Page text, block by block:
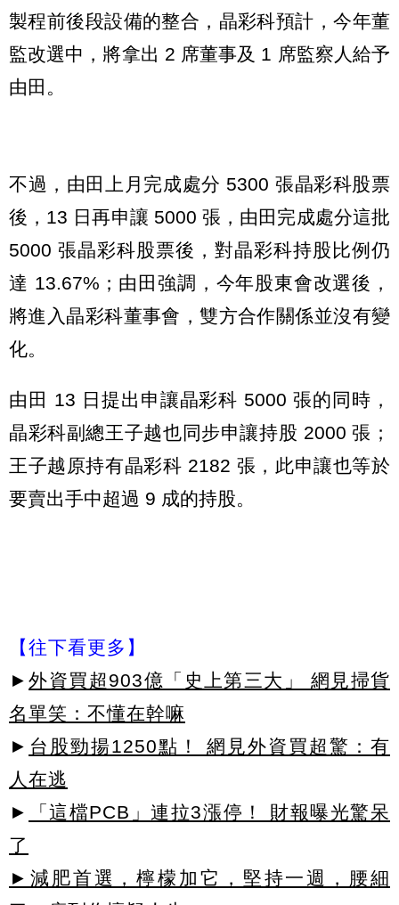
製程前後段設備的整合，晶彩科預計，今年董
監改選中，將拿出 2 席董事及 1 席監察人給予
由田。
不過，由田上月完成處分 5300 張晶彩科股票
後，13 日再申讓 5000 張，由田完成處分這批
5000 張晶彩科股票後，對晶彩科持股比例仍
達 13.67%；由田強調，今年股東會改選後，
將進入晶彩科董事會，雙方合作關係並沒有變
化。
由田 13 日提出申讓晶彩科 5000 張的同時，
晶彩科副總王子越也同步申讓持股 2000 張；
王子越原持有晶彩科 2182 張，此申讓也等於
要賣出手中超過 9 成的持股。
【往下看更多】
► 外資買超903億「史上第三大」 網見掃貨
名單笑：不懂在幹嘛
► 台股勁揚1250點！ 網見外資買超驚：有
人在逃
►
「這檔PCB」連拉3漲停！ 財報曝光驚呆
了
►減肥首選，檸檬加它，堅持一週，腰細